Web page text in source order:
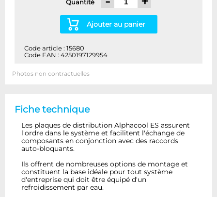
Quantité
Ajouter au panier
Code article : 15680
Code EAN : 4250197129954
Photos non contractuelles
Fiche technique
Les plaques de distribution Alphacool ES assurent
l'ordre dans le système et facilitent l'échange de
composants en conjonction avec des raccords
auto-bloquants.
Ils offrent de nombreuses options de montage et
constituent la base idéale pour tout système
d'entreprise qui doit être équipé d'un
refroidissement par eau.